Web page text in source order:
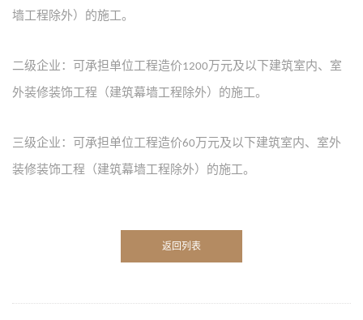
墙工程除外）的施工。
二级企业：可承担单位工程造价1200万元及以下建筑室内、室
外装修装饰工程（建筑幕墙工程除外）的施工。
三级企业：可承担单位工程造价60万元及以下建筑室内、室外
装修装饰工程（建筑幕墙工程除外）的施工。
返回列表